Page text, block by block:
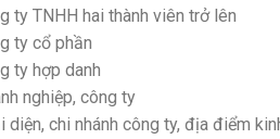
ty TNHH hai thành viên trở lên
ty cổ phần
ty hợp danh
nghiệp, công ty
diện, chi nhánh công ty, địa điểm